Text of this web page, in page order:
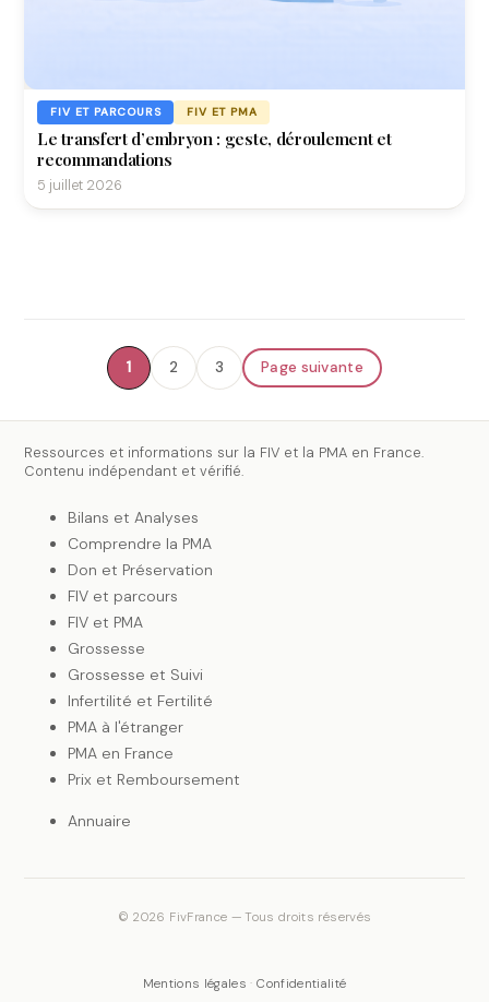
FIV ET PARCOURS FIV ET PMA
Le transfert d’embryon : geste, déroulement et
recommandations
5 juillet 2026
1 2 3 Page suivante
Ressources et informations sur la FIV et la PMA en France.
Contenu indépendant et vérifié.
Bilans et Analyses
Comprendre la PMA
Don et Préservation
FIV et parcours
FIV et PMA
Grossesse
Grossesse et Suivi
Infertilité et Fertilité
PMA à l'étranger
PMA en France
Prix et Remboursement
Annuaire
© 2026 FivFrance — Tous droits réservés
Mentions légales ·Confidentialité